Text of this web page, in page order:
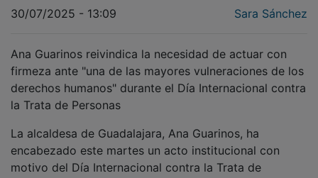
firmeza ante "una de las mayores vulneraciones de los
derechos humanos" durante el Día Internacional contra
la Trata de Personas
encabezado este martes un acto institucional con
motivo del Día Internacional contra la Trata de
Personas, en el que ha reafirmado el compromiso del